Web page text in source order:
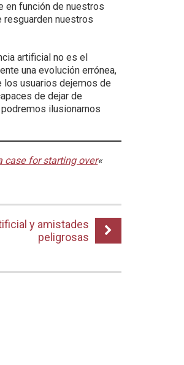
en función de nuestros
resguarden nuestros
artificial no es el
una evolución errónea,
los usuarios dejemos de
de dejar de
ilusionarnos
case for starting over«
y amistades
peligrosas